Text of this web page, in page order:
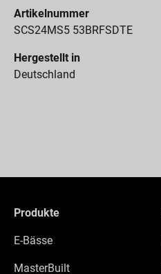
Artikelnummer
SCS24MS5 53BRFSDTE
Hergestellt in
Deutschland
Produkte
E-Bässe
MasterBuilt